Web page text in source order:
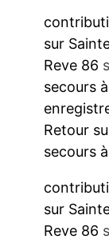
sur
Reve 86
secours
Retour
secours
sur
Reve 86